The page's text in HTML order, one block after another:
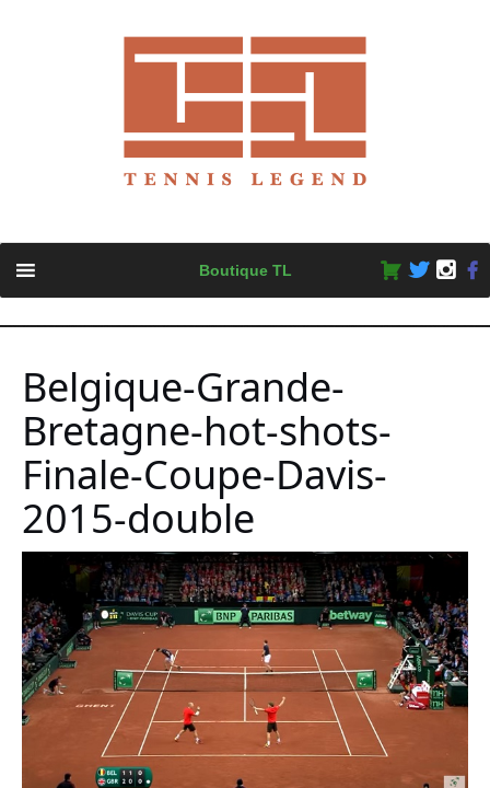
content
Boutique TL
Belgique-Grande-
Bretagne-hot-shots-
Finale-Coupe-Davis-
2015-double